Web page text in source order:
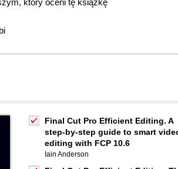
który oceni tę książkę
Final Cut Pro Efficient Editing. A
step-by-step guide to smart
editing with FCP 10.6
Iain Anderson